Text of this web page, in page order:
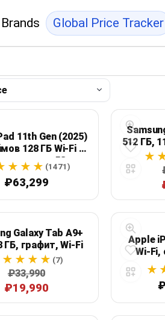
Brands Global Price Tracker
11th Gen (2025)
128 ГБ Wi‑Fi +
связь 5G,
розовый
(1471)
₽63,299
512 ГБ,
Galaxy Tab A9+
ГБ, графит, Wi‑Fi
(7)
₽33,990
₽19,990
Apple